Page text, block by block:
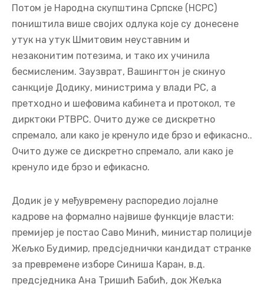
Потом је Народна скупштина Српске (НСРС)
поништила више својих одлука које су донесене
утук на утук Шмитовим неуставним и
незаконитим потезима, и тако их учинила
бесмисленим. Заузврат, Вашингтон је скинуо
санкције Додику, министрима у влади РС, а
претходно и шефовима кабинета и протокол, те
дирктоки РТВРС. Очито дуже се дискретно
спремало, али како је кренуло иде брзо и ефикасно..
Очито дуже се дискретно спремало, али како је
кренуло иде брзо и ефикасно.
Додик је у међувремену распоредио лојалне
кадрове на формално највише функције власти:
премијер је постао Саво Минић, министар полиције
Жељко Будимир, предсједнички кандидат странке
за превремене изборе Синиша Каран, в.д.
предсједника Ана Тришић Бабић, док Жељка